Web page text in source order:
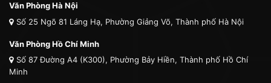
Văn Phòng Hà Nội
Số 25 Ngõ 81 Láng Hạ, Phường Giảng Võ, Thành phố Hà Nội
Văn Phòng Hồ Chí Minh
Số 87 Đường A4 (K300), Phường Bảy Hiền, Thành phố Hồ Chí
Minh